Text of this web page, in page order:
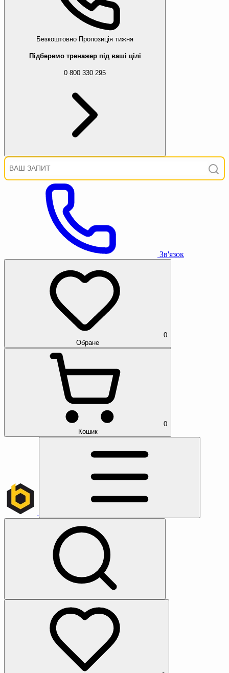
Безкоштовно Пропозиція тижня
Підберемо тренажер під ваші цілі
0 800 330 295
Зв'язок
0
Обране
0
Кошик